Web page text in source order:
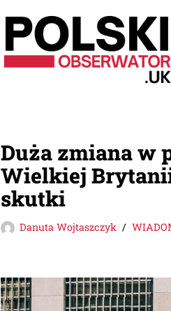
Przejdź
do
Duża zmiana w
Wielkiej
skutki
Danuta Wojtaszczyk